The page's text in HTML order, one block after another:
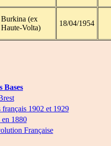
Burkina (ex
Haute-Volta)
18/04/1954
Bases
1902 et 1929
en 1880
Française